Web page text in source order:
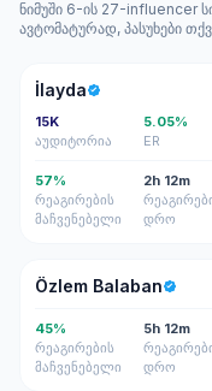
ნიმუში 6-ის 27-influencer
ავტომატურად, პასუხები
İlayda
15K
აუდიტორია
5.05%
ER
57%
რეაგირების
მაჩვენებელი
2h 12m
დრო
ÖB
Özlem Balaban
45%
რეაგირების
მაჩვენებელი
5h 12m
დრო